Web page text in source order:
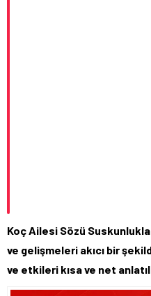
Koç Ailesi Sözü
ve gelişmeleri akıcı bir
ve etkileri kısa ve net